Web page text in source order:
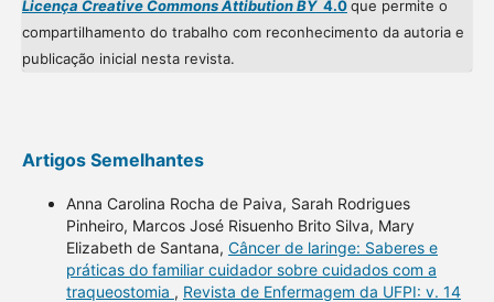
Licença Creative Commons Attibution BY4.0que permite o
compartilhamento do trabalho com reconhecimento da autoria e
publicação inicial nesta revista.
Artigos Semelhantes
Anna Carolina Rocha de Paiva, Sarah Rodrigues
Pinheiro, Marcos José Risuenho Brito Silva, Mary
Elizabeth de Santana, Câncer de laringe: Saberes e
práticas do familiar cuidador sobre cuidados com a
traqueostomia , Revista de Enfermagem da UFPI: v. 14